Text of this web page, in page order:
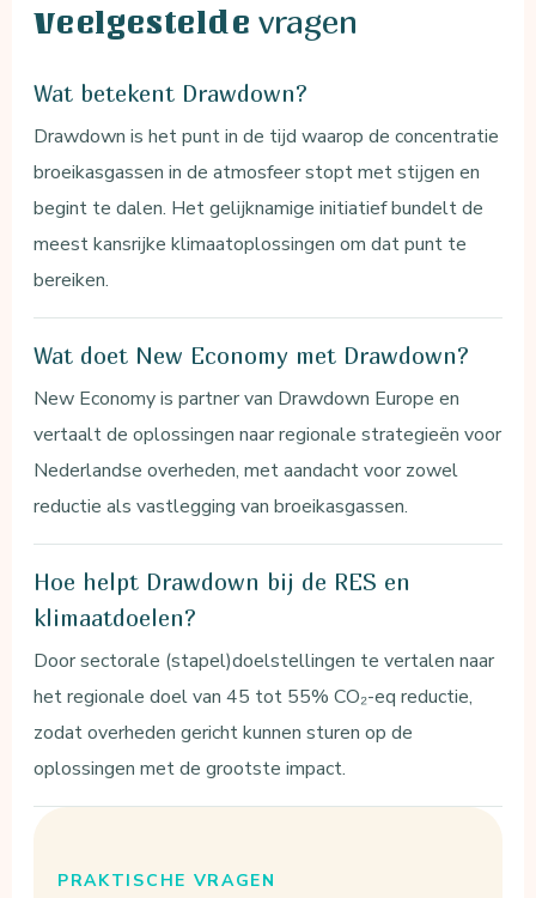
Veelgestelde vragen
Wat betekent Drawdown?
Drawdown is het punt in de tijd waarop de concentratie
broeikasgassen in de atmosfeer stopt met stijgen en
begint te dalen. Het gelijknamige initiatief bundelt de
meest kansrijke klimaatoplossingen om dat punt te
bereiken.
Wat doet New Economy met Drawdown?
New Economy is partner van Drawdown Europe en
vertaalt de oplossingen naar regionale strategieën voor
Nederlandse overheden, met aandacht voor zowel
reductie als vastlegging van broeikasgassen.
Hoe helpt Drawdown bij de RES en
klimaatdoelen?
Door sectorale (stapel)doelstellingen te vertalen naar
het regionale doel van 45 tot 55% CO₂-eq reductie,
zodat overheden gericht kunnen sturen op de
oplossingen met de grootste impact.
PRAKTISCHE VRAGEN